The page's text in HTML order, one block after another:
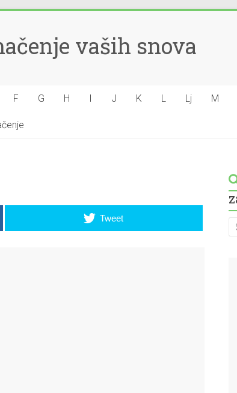
vaših snova
F G H I J K L Lj M
Tweet